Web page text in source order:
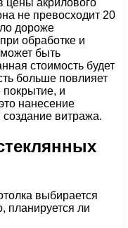
не превосходит 20
дороже
обработке и
быть
стоимость будет
больше повлияет
покрытие, и
нанесение
создание витража.
выбирается
планируется ли